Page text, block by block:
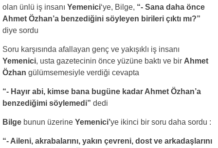
olan ünlü iş insanı Yemenici‘ye, Bilge, “- Sana daha önce
Ahmet Özhan’a benzediğini söyleyen birileri çıktı mı?”
diye sordu
Soru karşısında afallayan genç ve yakışıklı iş insanı
Yemenici, usta gazetecinin önce yüzüne baktı ve bir Ahmet
Özhan gülümsemesiyle verdiği cevapta
“- Hayır abi, kimse bana bugüne kadar Ahmet Özhan’a
benzediğimi söylemedi” dedi
Bilge bunun üzerine Yemenici’ye ikinci bir soru daha sordu :
“- Aileni, akrabalarını, yakın çevreni, dost ve arkadaşlarını